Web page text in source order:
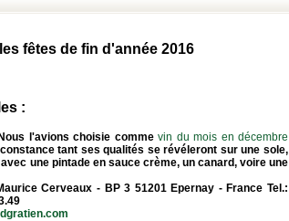
fêtes de fin d'année 2016
:
l'avions choisie commevin du mois en décembre
tant ses qualités se révéleront sur une sole,
une pintade en sauce crème, un canard, voire une
Cerveaux - BP 3 51201 Epernay - FranceTel.: